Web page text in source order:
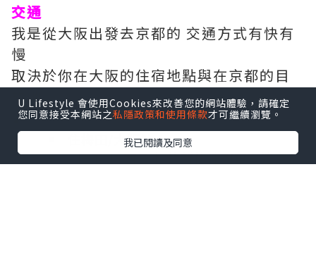
交通
我是從大阪出發去京都的 交通方式有快有
慢
取決於你在大阪的住宿地點與在京都的目
的地
住梅田/大阪站：
- 搭乘 JR西日本 的新快速列車直達京都
U Lifestyle 會使用Cookies來改善您的網站體驗，請確定
您同意接受本網站之私隱政策和使用條款才可繼續瀏覽。
我已閱讀及同意